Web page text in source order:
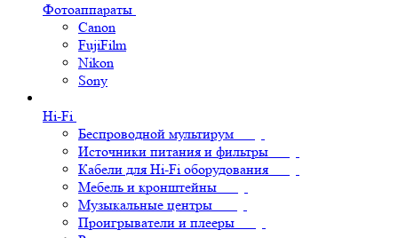
Фотоаппараты
Canon
FujiFilm
Nikon
Sony
Hi-Fi
Беспроводной мультирум
Источники питания и фильтры
Кабели для Hi-Fi оборудования
Мебель и кронштейны
Музыкальные центры
Проигрыватели и плееры